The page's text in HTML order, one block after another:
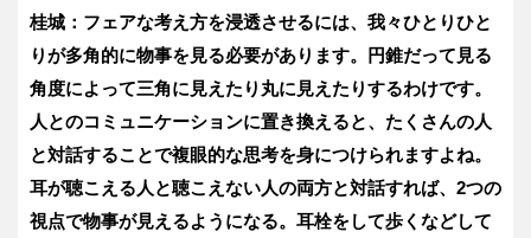
桂城：フェアな考え方を浸透させるには、我々ひとりひと
りが多角的に物事を見る必要があります。円錐だって見る
角度によって三角に見えたり丸に見えたりするわけです。
人とのコミュニケーションに置き換えると、たくさんの人
と対話することで複眼的な思考を身につけられますよね。
耳が聴こえる人と聴こえない人の両方と対話すれば、2つの
視点で物事が見えるようになる。耳栓をして歩くなどして